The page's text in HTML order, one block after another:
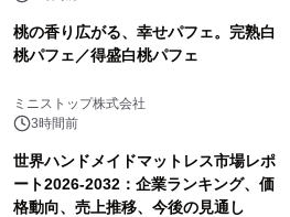
桃の香り広がる、幸せパフェ。完熟白
桃パフェ／得盛白桃パフェ
ミニストップ株式会社
3時間前
世界ハンドメイドマットレス市場レポ
ート2026-2032：企業ランキング、価
格動向、売上推移、今後の見通し